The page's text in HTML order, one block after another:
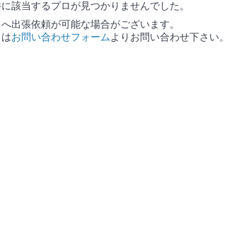
該当するプロが見つかりませんでした。
出張依頼が可能な場合がございます。
お問い合わせフォームよりお問い合わせ下さい。